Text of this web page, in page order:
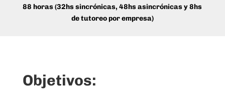
88 horas (32hs sincrónicas, 48hs asincrónicas y 8hs
de tutoreo por empresa)
Objetivos: